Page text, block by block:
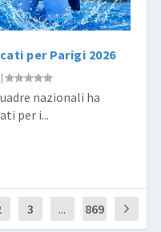
per Parigi 2026
|
nazionali ha
per i...
3 ... 869